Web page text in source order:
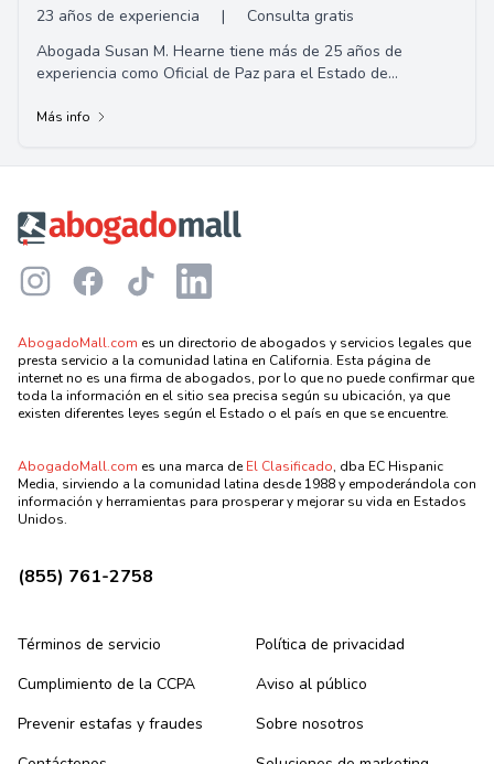
23 años de experiencia |
Consulta gratis
Abogada Susan M. Hearne tiene más de 25 años de
experiencia como Oficial de Paz para el Estado de
Más info
InstagramFacebookTikTok LinkedIn
AbogadoMall.com es un directorio de abogados y servicios legales que
presta servicio a la comunidad latina en California. Esta página de
internet no es una firma de abogados, por lo que no puede confirmar que
toda la información en el sitio sea precisa según su ubicación, ya que
existen diferentes leyes según el Estado o el país en que se encuentre.
AbogadoMall.com es una marca deEl Clasificado, dba EC Hispanic
Media, sirviendo a la comunidad latina desde 1988 y empoderándola con
información y herramientas para prosperar y mejorar su vida en Estados
Unidos.
(855) 761-2758
Términos de servicio
Política de privacidad
Cumplimiento de la CCPA
Aviso al público
Prevenir estafas y fraudes
Sobre nosotros